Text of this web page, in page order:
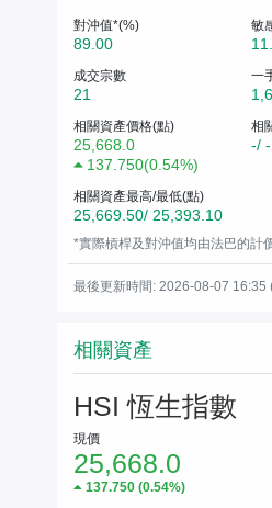
對沖值*(%)
89.00
敏
成交宗數
21
一
相關資產價格(點)
25,668.0
137.750(0.54%)
相
-/ -
相關資產最高/最低(點)
25,669.50/ 25,393.10
*實際槓桿及對沖值均由法巴的計
最後更新時間: 2026-08-07 16:35
相關資產
HSI 恆生指數
現價
25,668.0
137.750(0.54%)